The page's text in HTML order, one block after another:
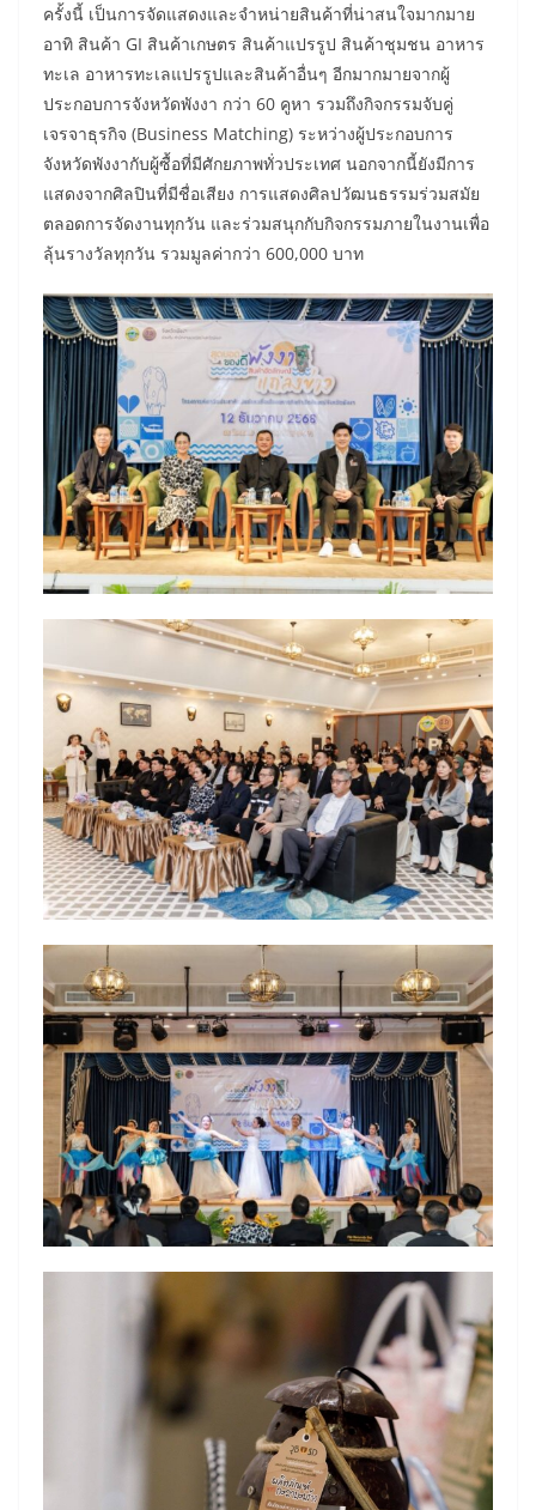
ครั้งนี้ เป็นการจัดแสดงและจำหน่ายสินค้าที่น่าสนใจมากมาย
อาทิ สินค้า GI สินค้าเกษตร สินค้าแปรรูป สินค้าชุมชน อาหาร
ทะเล อาหารทะเลแปรรูปและสินค้าอื่นๆ อีกมากมายจากผู้
ประกอบการจังหวัดพังงา กว่า 60 คูหา รวมถึงกิจกรรมจับคู่
เจรจาธุรกิจ (Business Matching) ระหว่างผู้ประกอบการ
จังหวัดพังงากับผู้ซื้อที่มีศักยภาพทั่วประเทศ นอกจากนี้ยังมีการ
แสดงจากศิลปินที่มีชื่อเสียง การแสดงศิลปวัฒนธรรมร่วมสมัย
ตลอดการจัดงานทุกวัน และร่วมสนุกกับกิจกรรมภายในงานเพื่อ
ลุ้นรางวัลทุกวัน รวมมูลค่ากว่า 600,000 บาท